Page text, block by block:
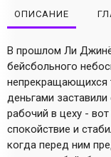
ОПИСАНИЕ
В прошлом Ли
бейсбольного
непрекращающихся
деньгами
рабочий в цеху -
спокойствие и
когда перед ним